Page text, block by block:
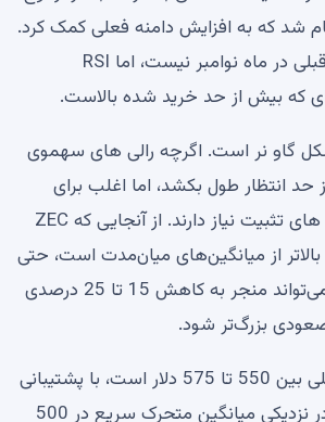
شد که به افزایش دامنه فعلی کمک کرد.
اگرچه به اندازه اوج قبلی در ماه نوامبر نیست، اما RSI
که بیش از حد خرید شده بالاست.
گاو نر است. اگرچه رالی های سهموی
انتظار طول بکشد، اما اغلب برای
سالم ماندن به دوره های تثبیت نیاز دارند. از آنجایی که ZEC
از میانگین‌های میان‌مدت است، حتی
یک اصلاح معمولی می‌تواند منجر به کاهش 15 تا 25 درصدی
بزرگ‌تر شود.
منطقه پشتیبانی فعلی بین 550 تا 575 دلار است، با پشتیبانی
ساختاری محکم تر در نزدیکی میانگین متحرک سریع در 500